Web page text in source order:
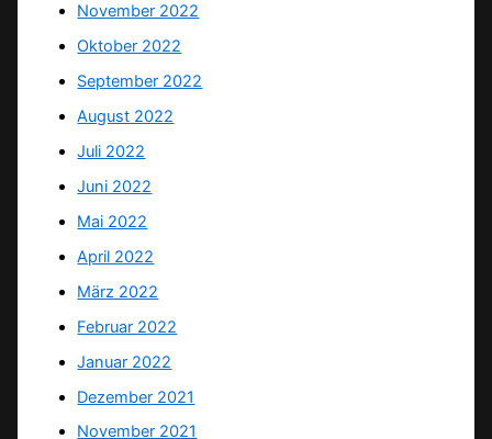
November 2022
Oktober 2022
September 2022
August 2022
Juli 2022
Juni 2022
Mai 2022
April 2022
März 2022
Februar 2022
Januar 2022
Dezember 2021
November 2021